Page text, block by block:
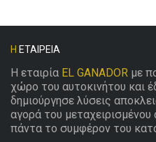
Η ΕΤΑΙΡΕΊΑ
Η εταιρία EL GANADOR με
χώρο του αυτοκινήτου και
δημιούργησε λύσεις
αγορά του
πάντα το συμφέρον του